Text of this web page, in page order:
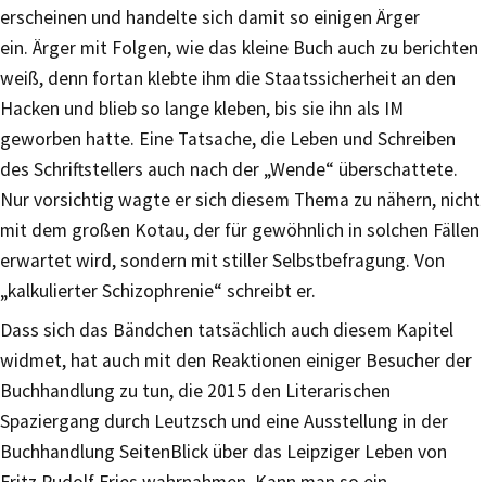
erscheinen und handelte sich damit so einigen Ärger
ein. Ärger mit Folgen, wie das kleine Buch auch zu berichten
weiß, denn fortan klebte ihm die Staatssicherheit an den
Hacken und blieb so lange kleben, bis sie ihn als IM
geworben hatte. Eine Tatsache, die Leben und Schreiben
des Schriftstellers auch nach der „Wende“ überschattete.
Nur vorsichtig wagte er sich diesem Thema zu nähern, nicht
mit dem großen Kotau, der für gewöhnlich in solchen Fällen
erwartet wird, sondern mit stiller Selbstbefragung. Von
„kalkulierter Schizophrenie“ schreibt er.
Dass sich das Bändchen tatsächlich auch diesem Kapitel
widmet, hat auch mit den Reaktionen einiger Besucher der
Buchhandlung zu tun, die 2015 den Literarischen
Spaziergang durch Leutzsch und eine Ausstellung in der
Buchhandlung SeitenBlick über das Leipziger Leben von